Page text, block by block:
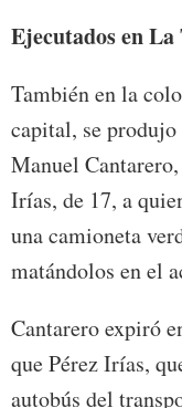
Ejecutados en La
También en la
capital, se
Manuel
Irías, de 17, a
una camioneta
matándolos en el
Cantarero expiró
que Pérez Irías,
autobús del